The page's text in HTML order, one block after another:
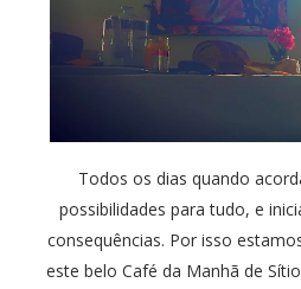
Todos os dias quando
possibilidades para tudo, e
consequências. Por isso
este belo Café da Manhã de